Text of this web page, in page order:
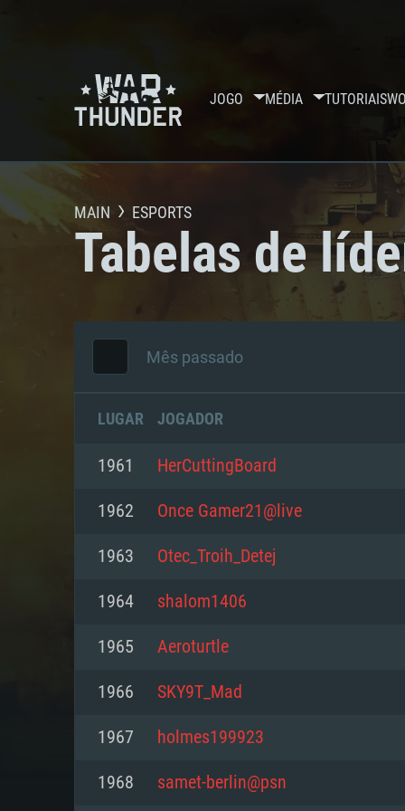
JOGO MÉDIA TUTORIAIS
MAIN ESPORTS
Tabelas de
Mês passado
LUGAR JOGADOR
1961 HerCuttingBoard
1962 Once Gamer21@live
1963 Otec_Troih_Detej
1964 shalom1406
1965 Aeroturtle
1966 SKY9T_Mad
1967 holmes199923
1968 samet-berlin@psn